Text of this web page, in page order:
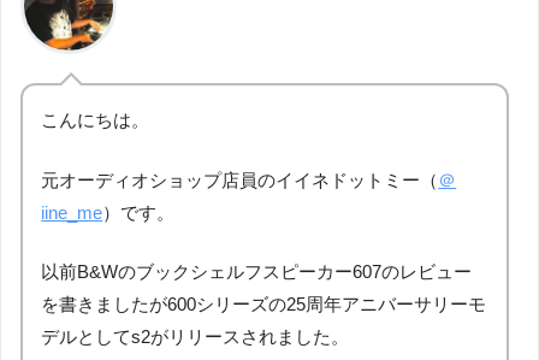
こんにちは。
元オーディオショップ店員のイイネドットミー（ ＠
iine_me）です。
以前B&Wのブックシェルフスピーカー607のレビュー
を書きましたが600シリーズの25周年アニバーサリーモ
デルとしてs2がリリースされました。